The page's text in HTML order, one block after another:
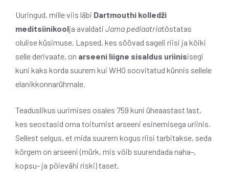
Uuringud, mille viis läbi Dartmouthi kolledži
meditsiinikoolja avaldati Jama pediaatriatõstatas
olulise küsimuse. Lapsed, kes söövad sageli riisi ja kõiki
selle derivaate, on arseeni liigne sisaldus uriinisisegi
kuni kaks korda suurem kui WHO soovitatud künnis sellele
elanikkonnarühmale.
Teaduslikus uurimises osales 759 kuni üheaastast last,
kes seostasid oma toitumist arseeni esinemisega uriinis.
Sellest selgus, et mida suurem kogus riisi tarbitakse, seda
kõrgem on arseeni (mürk, mis võib suurendada naha-,
kopsu- ja põievähi riski) taset.